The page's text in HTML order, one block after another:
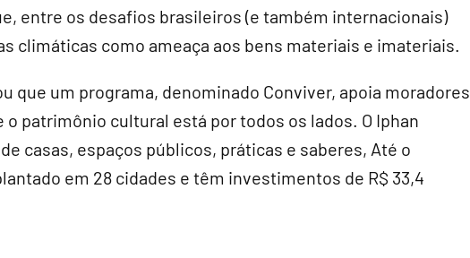
entre os desafios brasileiros (e também internacionais)
climáticas como ameaça aos bens materiais e imateriais.
que um programa, denominado Conviver, apoia moradores
patrimônio cultural está por todos os lados. O Iphan
casas, espaços públicos, práticas e saberes, Até o
em 28 cidades e têm investimentos de R$ 33,4